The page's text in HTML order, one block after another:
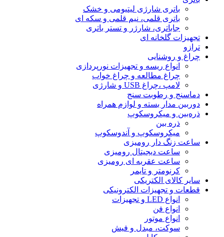
باتری شارژی لیتیومی و خشک
باتری قلمی، نیم قلمی و سکه ای
جاباتری، شارژر و تستر باتری
تجهیزات گلخانه ای
ترازو
چراغ و روشنایی
انواع ریسه و تجهیزات نورپردازی
چراغ مطالعه و چراغ خواب
لامپ ،چراغ USB و شارژی
دماسنج و رطوبت سنج
دوربین مدار بسته و لوازم همراه
ذره‌بین و میکروسکوپ
ذره بین
میکروسکوپ و آندوسکوپ
ساعت زنگ دار رومیزی
ساعت دیجیتال رومیزی
ساعت عقربه ای رومیزی
کرنومتر و تایمر
سایر کالای الکتریکی
قطعات و تجهیزات الکترونیکی
انواع LED و تجهیزات
انواع فن
انواع موتور
سوکت، مبدل و فیش